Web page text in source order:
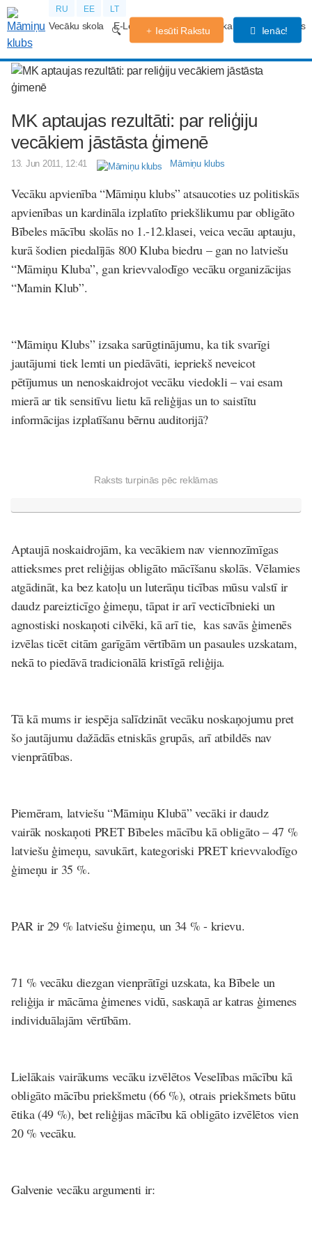
RU EE LT
Vecāku skola E-Lekcijas Grūtniecības kalendārs Forums
Iesūti Rakstu Ienāc!
MK aptaujas rezultāti: par reliģiju
vecākiem jāstāsta ģimenē
13. Jun 2011, 12:41 Māmiņu klubs
Vecāku apvienība “Māmiņu klubs” atsaucoties uz politiskās
apvienības un kardināla izplatīto priekšlikumu par obligāto
Bībeles mācību skolās no 1.-12.klasei, veica vecāu aptauju,
kurā šodien piedalījās 800 Kluba biedru – gan no latviešu
“Māmiņu Kluba”, gan krievvalodīgo vecāku organizācijas
“Mamin Klub”.
“Māmiņu Klubs” izsaka sarūgtinājumu, ka tik svarīgi
jautājumi tiek lemti un piedāvāti, iepriekš neveicot
pētījumus un nenoskaidrojot vecāku viedokli –vai esam
mierā ar tik sensitīvu lietu kā reliģijas un to saistītu
informācijas izplatīšanu bērnu auditorijā?
Raksts turpinās pēc reklāmas
Aptaujā noskaidrojām, ka vecākiem nav viennozīmīgas
attieksmes pret reliģijas obligāto mācīšanu skolās. Vēlamies
atgādināt, ka bez katoļu un luterāņu ticības mūsu valstī ir
daudz pareizticīgo ģimeņu, tāpat ir arī vecticībnieki un
agnostiski noskaņoti cilvēki, kā arī tie, kas savās ģimenēs
izvēlas ticēt citām garīgām vērtībām un pasaules uzskatam,
nekā to piedāvā tradicionālā kristīgā reliģija.
Tā kā mums ir iespēja salīdzināt vecāku noskaņojumu pret
šo jautājumu dažādās etniskās grupās, arī atbildēs nav
vienprātības.
Piemēram, latviešu “Māmiņu Klubā” vecāki ir daudz
vairāk noskaņoti PRET Bībeles mācību kā obligāto – 47 %
latviešu ģimeņu, savukārt, kategoriski PRET krievvalodīgo
ģimeņu ir 35 %.
PAR ir 29 % latviešu ģimeņu, un 34 % - krievu.
71 % vecāku diezgan vienprātīgi uzskata, ka Bībele un
reliģija ir mācāma ģimenes vidū, saskaņā ar katras ģimenes
individuālajām vērtībām.
Lielākais vairākums vecāku izvēlētos Veselības mācību kā
obligāto mācību priekšmetu (66 %), otrais priekšmets būtu
ētika (49 %), bet reliģijas mācību kā obligāto izvēlētos vien
20 % vecāku.
Galvenie vecāku argumenti ir: